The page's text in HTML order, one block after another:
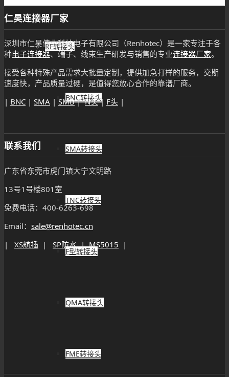
RF转接头
BNC转接头
SMA转接头
TNC转接头
F型转接头
QMA转接头
FME转接头
仁昊连接器厂家
深圳市仁昊伟业科技电子有限公司（Renhotec）是一家专注于各
种电子连接器、端子、线束生产研发与销售的专业连接器厂家。
接受各种特殊产品需求大批量定制，提供加急打样的服务，交期
速度快，产品质量过硬，是值得您放心合作的靠谱厂商。
| BNC | SMA | SMB|N头| F头 |
联系我们
广东省东莞市虎门镇大宁文明路
13号1号楼801室
免费电话：400-6263-698
Email： sale@renhotec.cn
| XS航插 | SP防水|MS5015 |